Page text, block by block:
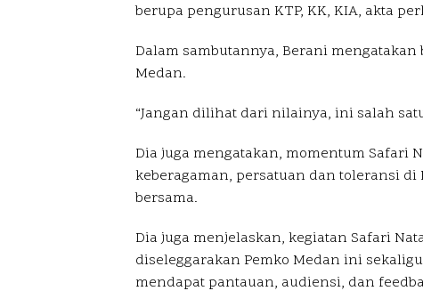
berupa pengurusan KTP, KK, KIA, akta
Dalam sambutannya, Berani
Medan.
“Jangan dilihat dari nilainya, ini salah
Dia juga mengatakan, momentum Safari
keberagaman, persatuan dan toleransi
bersama.
Dia juga menjelaskan, kegiatan Safari
diseleggarakan Pemko Medan ini
mendapat pantauan, audiensi, dan